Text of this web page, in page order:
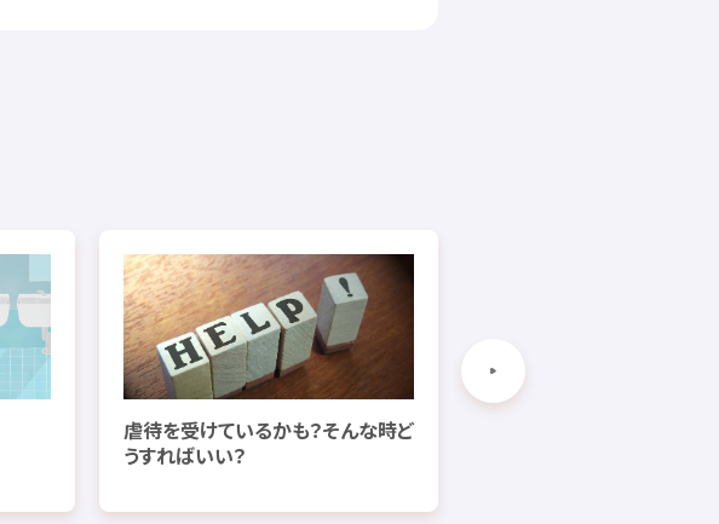
虐待を受けているかも？そんな時ど
うすればいい？